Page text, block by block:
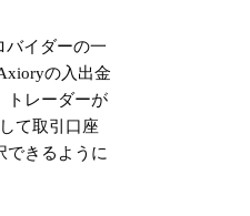
バイダーの一
の入出金
トレーダーが
て取引口座
できるように